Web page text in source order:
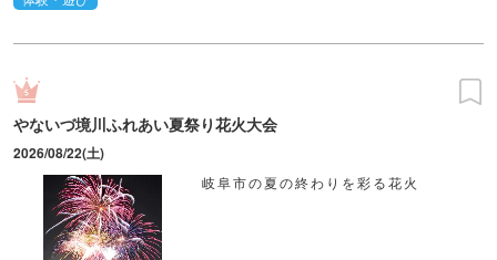
やないづ境川ふれあい夏祭り花火大会
2026/08/22(土)
岐阜市の夏の終わりを彩る花火